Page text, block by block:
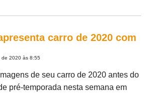
carro de 2020 com
de 2020 às 8:55
de seu carro de 2020 antes do
pré-temporada nesta semana em